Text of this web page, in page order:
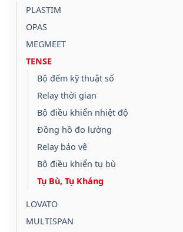
PLASTIM
OPAS
MEGMEET
TENSE
Bộ đếm kỹ thuật số
Relay thời gian
Bộ điều khiển nhiệt độ
Đồng hồ đo lường
Relay bảo vệ
Bộ điều khiển tụ bù
Tụ Bù, Tụ Kháng
LOVATO
MULTISPAN